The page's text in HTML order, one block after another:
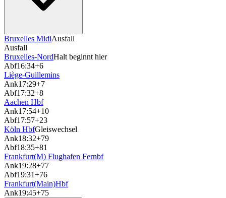
Bruxelles MidiAusfall
Ausfall
Bruxelles-NordHalt beginnt hier
Abf16:34+6
Liège-Guillemins
Ank17:29+7
Abf17:32+8
Aachen Hbf
Ank17:54+10
Abf17:57+23
Köln HbfGleiswechsel
Ank18:32+79
Abf18:35+81
Frankfurt(M) Flughafen Fernbf
Ank19:28+77
Abf19:31+76
Frankfurt(Main)Hbf
Ank19:45+75